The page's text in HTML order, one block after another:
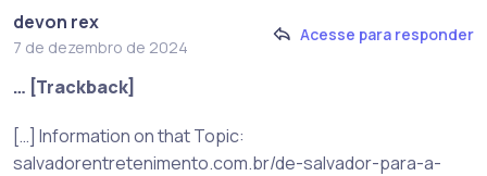
devon rex
7 de dezembro de 2024
Acesse para responder
… [Trackback]
[…] Information on that Topic:
salvadorentretenimento.com.br/de-salvador-para-a-